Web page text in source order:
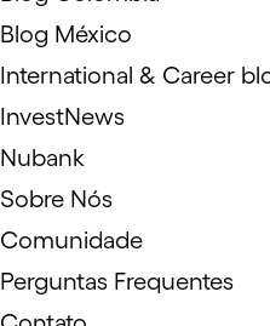
Blog México
International & Career
InvestNews
Nubank
Sobre Nós
Comunidade
Perguntas Frequentes